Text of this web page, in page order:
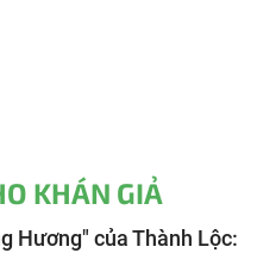
KHÁN GIẢ
Hương" của Thành Lộc: